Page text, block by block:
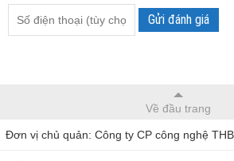
Gửi đánh giá
Về đầu trang
Đơn vị chủ quản: Công ty CP công nghệ